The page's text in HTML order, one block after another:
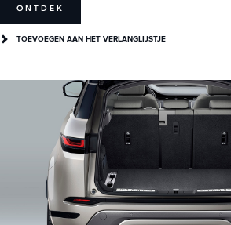
ONTDEK
TOEVOEGEN AAN HET VERLANGLIJSTJE